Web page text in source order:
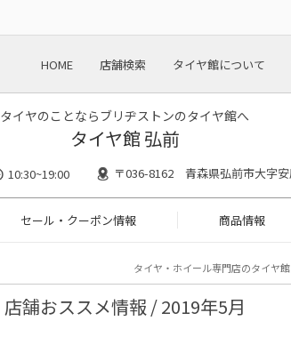
HOME 店舗検索 タイヤ館について
タイヤのことならブリヂストンのタイヤ館へ
タイヤ館 弘前
10:30~19:00 〒036-8162 青森県弘前市大字
セール・クーポン情報 商品情報
タイヤ・ホイール専門店のタイヤ館
店舗おススメ情報 / 2019年5月